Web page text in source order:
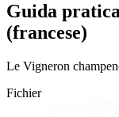
Guida
(francese)
Le Vigneron
Fichier